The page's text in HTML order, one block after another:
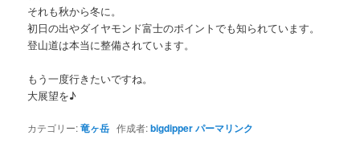
それも秋から冬に。
初日の出やダイヤモンド富士のポイントでも知られています。
登山道は本当に整備されています。
もう一度行きたいですね。
大展望を♪
カテゴリー:竜ヶ岳 作成者:bigdipperパーマリンク